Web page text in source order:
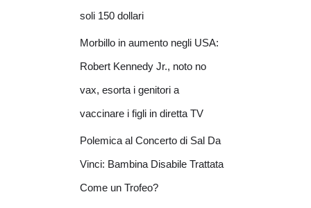
soli 150 dollari
Morbillo in aumento negli USA:
Robert Kennedy Jr., noto no
vax, esorta i genitori a
vaccinare i figli in diretta TV
Polemica al Concerto di Sal Da
Vinci: Bambina Disabile Trattata
Come un Trofeo?